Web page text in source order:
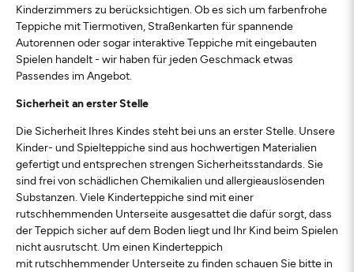
Kinderzimmers zu berücksichtigen. Ob es sich um farbenfrohe
Teppiche mit Tiermotiven, Straßenkarten für spannende
Autorennen oder sogar interaktive Teppiche mit eingebauten
Spielen handelt - wir haben für jeden Geschmack etwas
Passendes im Angebot.
Sicherheit an erster Stelle
Die Sicherheit Ihres Kindes steht bei uns an erster Stelle. Unsere
Kinder- und Spielteppiche sind aus hochwertigen Materialien
gefertigt und entsprechen strengen Sicherheitsstandards. Sie
sind frei von schädlichen Chemikalien und allergieauslösenden
Substanzen. Viele Kinderteppiche sind mit einer
rutschhemmenden Unterseite ausgesattet die dafür sorgt, dass
der Teppich sicher auf dem Boden liegt und Ihr Kind beim Spielen
nicht ausrutscht. Um einen Kinderteppich
mit rutschhemmender Unterseite zu finden schauen Sie bitte in